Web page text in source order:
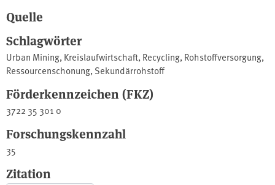
Quelle
Schlagwörter
Urban Mining, Kreislaufwirtschaft, Recycling, Rohstoffversorgung,
Ressourcenschonung, Sekundärrohstoff
Förderkennzeichen (FKZ)
3722 35 301 0
Forschungskennzahl
35
Zitation